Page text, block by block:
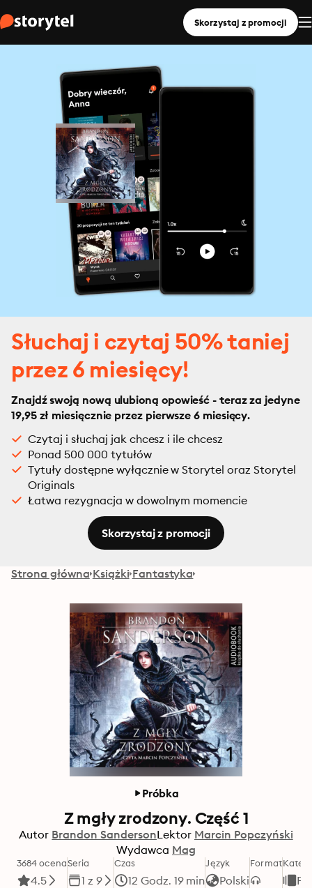
Skorzystaj z promocji
Słuchaj i czytaj 50% taniej
przez 6 miesięcy!
Znajdź swoją nową ulubioną opowieść - teraz za jedyne
19,95 zł miesięcznie przez pierwsze 6 miesięcy.
Czytaj i słuchaj jak chcesz i ile chcesz
Ponad 500 000 tytułów
Tytuły dostępne wyłącznie w Storytel oraz Storytel
Originals
Łatwa rezygnacja w dowolnym momencie
Skorzystaj z promocji
Strona główna Książki Fantastyka
Próbka
Z mgły zrodzony. Część 1
Autor Brandon SandersonLektor Marcin Popczyński
Wydawca Mag
3684 ocena
4.5
Seria
1 z 9
Czas
12 Godz. 19 min
Język
Polski
Format